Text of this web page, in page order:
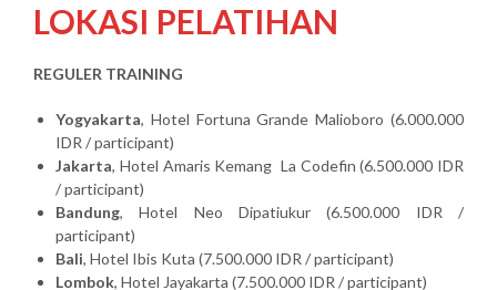
LOKASI PELATIHAN
REGULER TRAINING
Yogyakarta, Hotel Fortuna Grande Malioboro (6.000.000
IDR / participant)
Jakarta, Hotel Amaris Kemang La Codefin (6.500.000 IDR
/ participant)
Bandung, Hotel Neo Dipatiukur (6.500.000 IDR /
participant)
Bali, Hotel Ibis Kuta (7.500.000 IDR / participant)
Lombok, Hotel Jayakarta (7.500.000 IDR / participant)